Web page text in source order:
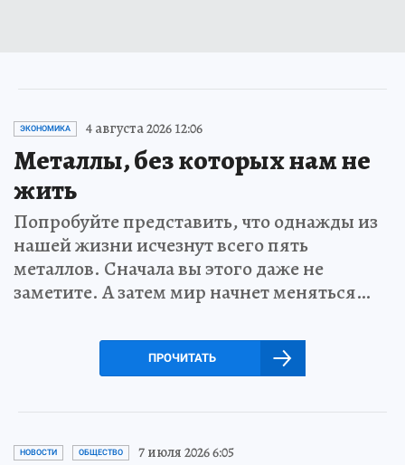
ЭКОНОМИКА 4 августа 2026 12:06
Металлы, без которых нам не
жить
Попробуйте представить, что однажды из
нашей жизни исчезнут всего пять
металлов. Сначала вы этого даже не
заметите. А затем мир начнет меняться…
ПРОЧИТАТЬ
НОВОСТИ ОБЩЕСТВО 7 июля 2026 6:05